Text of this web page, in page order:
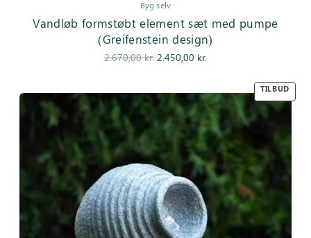
Byg selv
Vandløb formstøbt element sæt med pumpe
(Greifenstein design)
2.670,00kr.
Den
2.670,00 kr..
2.450,00 kr.
2.450,00 kr..
TILBUD